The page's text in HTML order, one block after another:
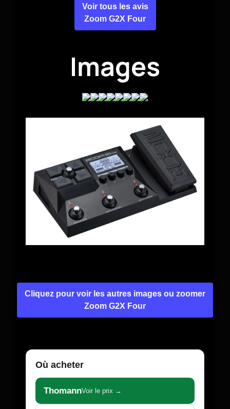
Voir tous les avis
Zoom G2X Four
Images
Cliquez pour voir les autres images ou zoomer
Zoom G2X Four
Où acheter
ThomannVoir le prix →